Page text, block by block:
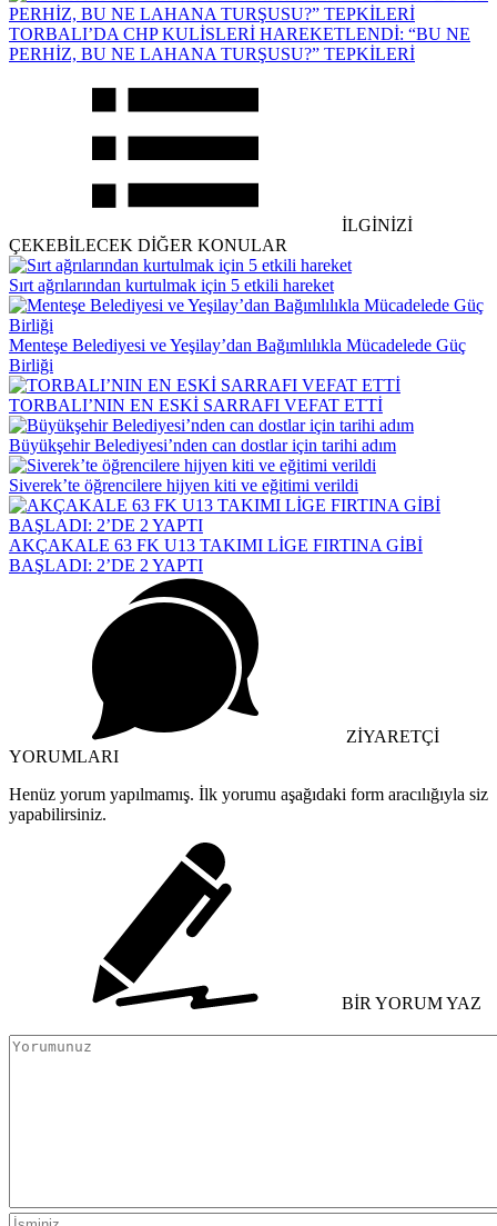
TORBALI’DA CHP KULİSLERİ HAREKETLENDİ: “BU NE
PERHİZ, BU NE LAHANA TURŞUSU?” TEPKİLERİ
İLGİNİZİ
ÇEKEBİLECEK DİĞER KONULAR
Sırt ağrılarından kurtulmak için 5 etkili hareket
Menteşe Belediyesi ve Yeşilay’dan Bağımlılıkla Mücadelede Güç
Birliği
TORBALI’NIN EN ESKİ SARRAFI VEFAT ETTİ
Büyükşehir Belediyesi’nden can dostlar için tarihi adım
Siverek’te öğrencilere hijyen kiti ve eğitimi verildi
AKÇAKALE 63 FK U13 TAKIMI LİGE FIRTINA GİBİ
BAŞLADI: 2’DE 2 YAPTI
ZİYARETÇİ
YORUMLARI
Henüz yorum yapılmamış. İlk yorumu aşağıdaki form aracılığıyla siz
yapabilirsiniz.
BİR YORUM YAZ